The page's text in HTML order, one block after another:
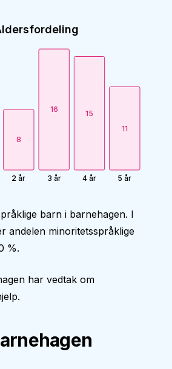
8
2 år
16
3 år
15
4 år
11
5 år
barn i barnehagen. I
andelen minoritetsspråklige
%.
har vedtak om